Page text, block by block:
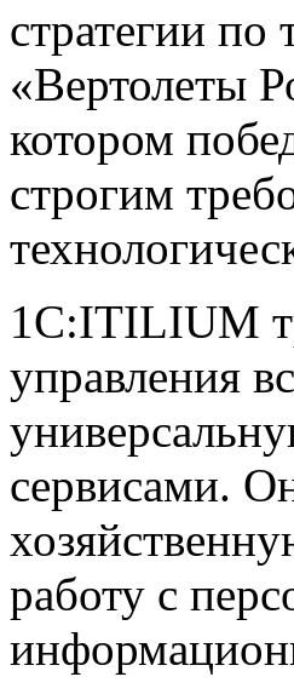
стратегии по
«Вертолеты
котором
строгим
1С:ITILIUM
управления
сервисами.
работу с